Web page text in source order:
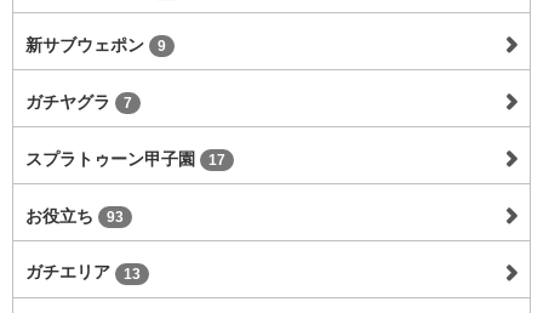
新サブウェポン 9
ガチヤグラ 7
スプラトゥーン甲子園 17
お役立ち 93
ガチエリア 13